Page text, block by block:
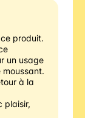
produit.
un usage
à la
plaisir,